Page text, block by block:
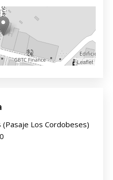
Leaflet
(Pasaje Los Cordobeses)